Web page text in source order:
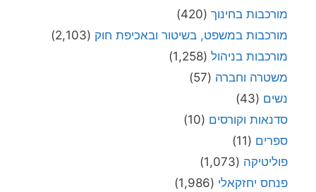
מורכבות בחינוך (420)
מורכבות במשפט, בשיטור ובאכיפת חוק (2,103)
מורכבות בניהול (1,258)
משטרה וחברה (57)
נשים (43)
סדנאות וקורסים (10)
ספרים (11)
פוליטיקה (1,073)
פנחס יחזקאלי (1,986)